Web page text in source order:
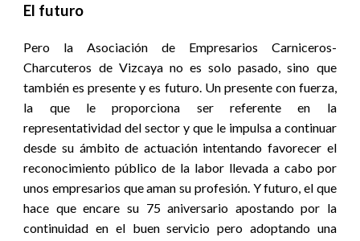
El futuro
Pero la Asociación de Empresarios Carniceros-
Charcuteros de Vizcaya no es solo pasado, sino que
también es presente y es futuro. Un presente con fuerza,
la que le proporciona ser referente en la
representatividad del sector y que le impulsa a continuar
desde su ámbito de actuación intentando favorecer el
reconocimiento público de la labor llevada a cabo por
unos empresarios que aman su profesión. Y futuro, el que
hace que encare su 75 aniversario apostando por la
continuidad en el buen servicio pero adoptando una